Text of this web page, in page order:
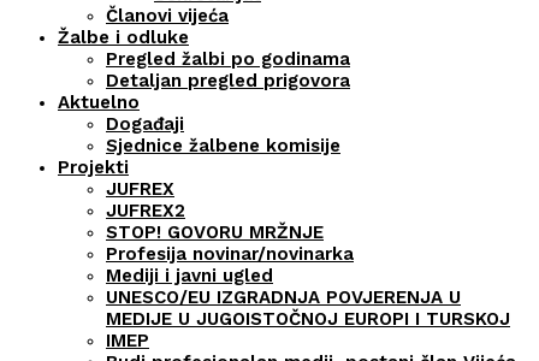
Članovi vijeća
Žalbe i odluke
Pregled žalbi po godinama
Detaljan pregled prigovora
Aktuelno
Događaji
Sjednice žalbene komisije
Projekti
JUFREX
JUFREX2
STOP! GOVORU MRŽNJE
Profesija novinar/novinarka
Mediji i javni ugled
UNESCO/EU IZGRADNJA POVJERENJA U
MEDIJE U JUGOISTOČNOJ EUROPI I TURSKOJ
IMEP